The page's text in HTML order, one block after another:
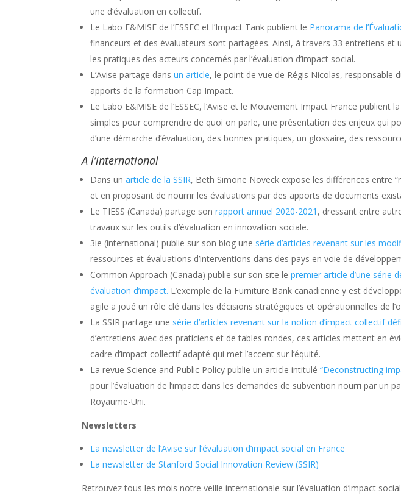
une d’évaluation en collectif.
Le Labo E&MISE de l’ESSEC et l’Impact Tank publient le Panorama de
financeurs et des évaluateurs sont partagées. Ainsi, à travers 33 entretiens
les pratiques des acteurs concernés par l’évaluation d’impact social.
L’Avise partage dansun article, le point de vue de Régis Nicolas, responsable
apports de la formation Cap Impact.
Le Labo E&MISE de l’ESSEC, l’Avise et le Mouvement Impact France publient
simples pour comprendre de quoi on parle, une présentation des enjeux qui
d’une démarche d’évaluation, des bonnes pratiques, un glossaire, des
A l’international
Dans unarticle de la SSIR, Beth Simone Noveck expose les différences entre
et en proposant de nourrir les évaluations par des apports de documents
Le TIESS (Canada) partage sonrapport annuel 2020-2021 , dressant entre
travaux sur les outils d’évaluation en innovation sociale.
3ie (international) publie sur son blog une série d’articles revenant sur les
ressources et évaluations d’interventions dans des pays en voie de
Common Approach (Canada) publie sur son site lepremier article d’une série
évaluation d’impact. L’exemple de la Furniture Bank canadienne y est
agile a joué un rôle clé dans les décisions stratégiques et opérationnelles de
La SSIR partage une série d’articles revenant sur la notion d’impact collectif
d’entretiens avec des praticiens et de tables rondes, ces articles mettent en
cadre d’impact collectif adapté qui met l’accent sur l’équité.
La revue Science and Public Policy publie un article intitulé“Deconstructing
pour l’évaluation de l’impact dans les demandes de subvention nourri par un
Royaume-Uni.
Newsletters
La newsletter de l’Avise sur l’évaluation d’impact social en France
La newsletter de Stanford Social Innovation Review (SSIR)
Retrouvez tous les mois notre veille internationale sur l’évaluation d’impact